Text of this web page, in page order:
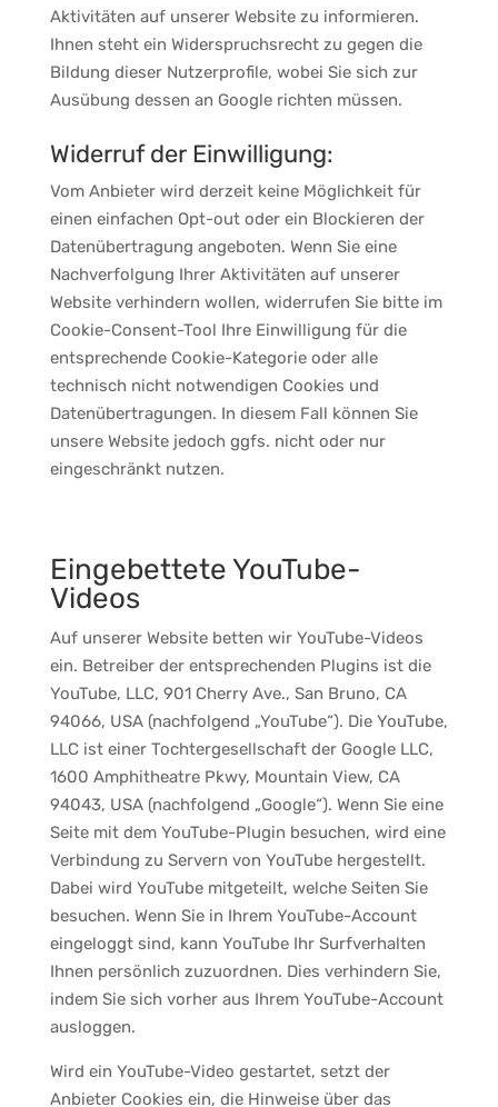
Aktivitäten auf unserer Website zu informieren.
Ihnen steht ein Widerspruchsrecht zu gegen die
Bildung dieser Nutzerprofile, wobei Sie sich zur
Ausübung dessen an Google richten müssen.
Widerruf der Einwilligung:
Vom Anbieter wird derzeit keine Möglichkeit für
einen einfachen Opt-out oder ein Blockieren der
Datenübertragung angeboten. Wenn Sie eine
Nachverfolgung Ihrer Aktivitäten auf unserer
Website verhindern wollen, widerrufen Sie bitte im
Cookie-Consent-Tool Ihre Einwilligung für die
entsprechende Cookie-Kategorie oder alle
technisch nicht notwendigen Cookies und
Datenübertragungen. In diesem Fall können Sie
unsere Website jedoch ggfs. nicht oder nur
eingeschränkt nutzen.
Eingebettete YouTube-
Videos
Auf unserer Website betten wir YouTube-Videos
ein. Betreiber der entsprechenden Plugins ist die
YouTube, LLC, 901 Cherry Ave., San Bruno, CA
94066, USA (nachfolgend „YouTube“). Die YouTube,
LLC ist einer Tochtergesellschaft der Google LLC,
1600 Amphitheatre Pkwy, Mountain View, CA
94043, USA (nachfolgend „Google“). Wenn Sie eine
Seite mit dem YouTube-Plugin besuchen, wird eine
Verbindung zu Servern von YouTube hergestellt.
Dabei wird YouTube mitgeteilt, welche Seiten Sie
besuchen. Wenn Sie in Ihrem YouTube-Account
eingeloggt sind, kann YouTube Ihr Surfverhalten
Ihnen persönlich zuzuordnen. Dies verhindern Sie,
indem Sie sich vorher aus Ihrem YouTube-Account
ausloggen.
Wird ein YouTube-Video gestartet, setzt der
Anbieter Cookies ein, die Hinweise über das